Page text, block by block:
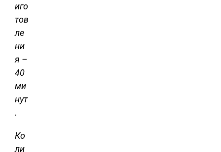
иго
тов
ле
ни
я –
40
ми
нут
.
Ко
ли